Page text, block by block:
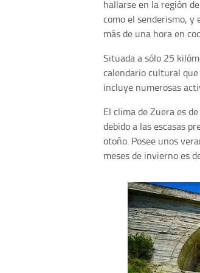
hallarse en la región
como el senderismo, y
más de una hora en
Situada a sólo 25
calendario cultural
incluye numerosas
El clima de Zuera es
debido a las escasas
otoño. Posee unos
meses de invierno es